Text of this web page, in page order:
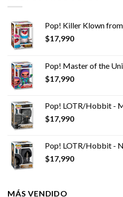
Pop! Killer Klown
$17,990
Pop! Master of the
$17,990
Pop! LOTR/Hobbit -
$17,990
Pop! LOTR/Hobbit -
$17,990
MÁS VENDIDO